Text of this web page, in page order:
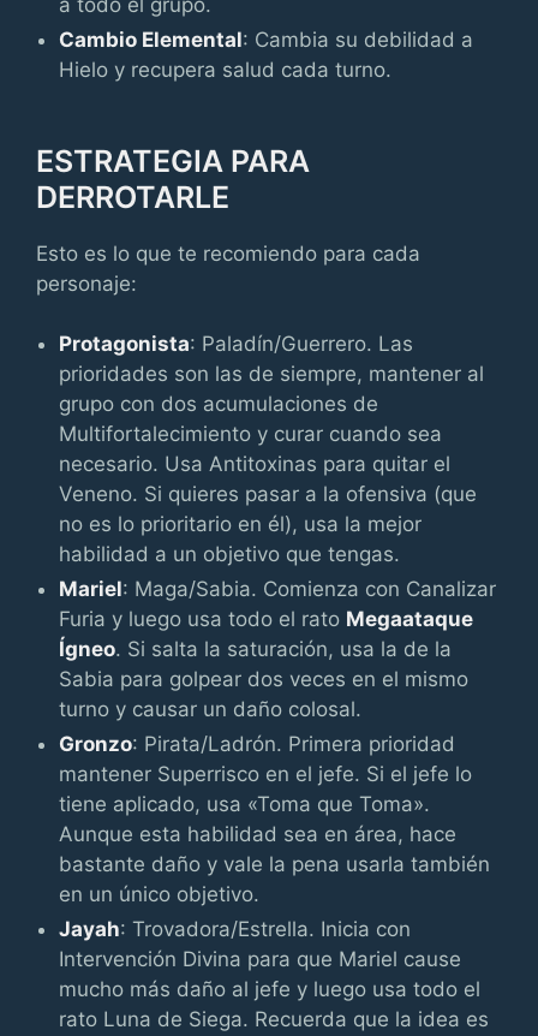
Cambio Elemental: Cambia su debilidad a
Hielo y recupera salud cada turno.
ESTRATEGIA PARA
DERROTARLE
Esto es lo que te recomiendo para cada
personaje:
Protagonista: Paladín/Guerrero. Las
prioridades son las de siempre, mantener al
grupo con dos acumulaciones de
Multifortalecimiento y curar cuando sea
necesario. Usa Antitoxinas para quitar el
Veneno. Si quieres pasar a la ofensiva (que
no es lo prioritario en él), usa la mejor
habilidad a un objetivo que tengas.
Mariel: Maga/Sabia. Comienza con Canalizar
Furia y luego usa todo el rato Megaataque
Ígneo. Si salta la saturación, usa la de la
Sabia para golpear dos veces en el mismo
turno y causar un daño colosal.
Gronzo: Pirata/Ladrón. Primera prioridad
mantener Superrisco en el jefe. Si el jefe lo
tiene aplicado, usa «Toma que Toma».
Aunque esta habilidad sea en área, hace
bastante daño y vale la pena usarla también
en un único objetivo.
Jayah: Trovadora/Estrella. Inicia con
Intervención Divina para que Mariel cause
mucho más daño al jefe y luego usa todo el
rato Luna de Siega. Recuerda que la idea es